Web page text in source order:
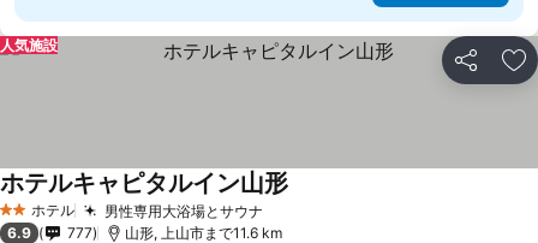
シェア お
人気施設
2 ホテルのランク
ホテル 男性専用大浴場とサウナ
ホテルキャピタルイン山形
6.9 777 山形, 上山市まで11.6 km